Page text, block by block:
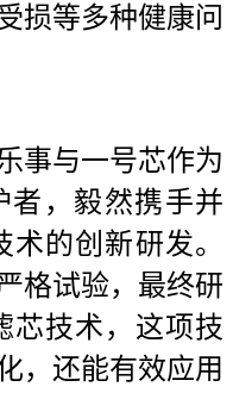
损等多种健康问
事与一号芯作为
者，毅然携手并
术的创新研发。
格试验，最终研
芯技术，这项技
，还能有效应用